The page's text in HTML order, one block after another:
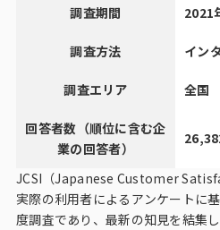
調査期間
2021
調査方法 イン
調査エリア 全国
回答者数（順位に含む企
業の回答者）
JCSI（Japanese Customer
実際の利用者によるアンケートに
度調査であり、最新の知見を結集